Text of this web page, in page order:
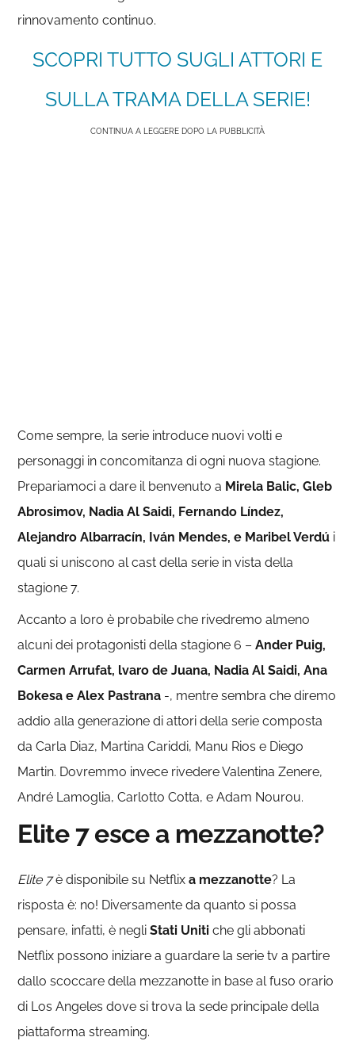
rinnovamento continuo.
SCOPRI TUTTO SUGLI ATTORI E
SULLA TRAMA DELLA SERIE!
CONTINUA A LEGGERE DOPO LA PUBBLICITÀ
Come sempre, la serie introduce nuovi volti e
personaggi in concomitanza di ogni nuova stagione.
Prepariamoci a dare il benvenuto a Mirela Balic, Gleb
Abrosimov, Nadia Al Saidi, Fernando Líndez,
Alejandro Albarracín, Iván Mendes, e Maribel Verdú i
quali si uniscono al cast della serie in vista della
stagione 7.
Accanto a loro è probabile che rivedremo almeno
alcuni dei protagonisti della stagione 6 –Ander Puig,
Carmen Arrufat, lvaro de Juana, Nadia Al Saidi, Ana
Bokesa e Alex Pastrana -, mentre sembra che diremo
addio alla generazione di attori della serie composta
da Carla Diaz, Martina Cariddi, Manu Rios e Diego
Martin. Dovremmo invece rivedere Valentina Zenere,
André Lamoglia, Carlotto Cotta, e Adam Nourou.
Elite 7esce a mezzanotte?
Elite 7è disponibile su Netflix a mezzanotte? La
risposta è: no! Diversamente da quanto si possa
pensare, infatti, è negliStati Uniti che gli abbonati
Netflix possono iniziare a guardare la serie tv a partire
dallo scoccare della mezzanotte in base al fuso orario
di Los Angeles dove si trova la sede principale della
piattaforma streaming.